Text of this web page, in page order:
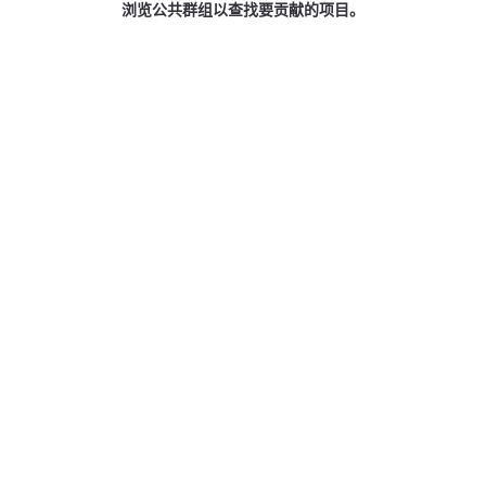
浏览公共群组以查找要贡献的项目。